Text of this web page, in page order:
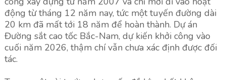
động từ tháng 12 năm nay, tức một tuyến đường dài
20 km đã mất tới 18 năm để hoàn thành. Dự án
Đường sắt cao tốc Bắc-Nam, dự kiến ​​khởi công vào
cuối năm 2026, thậm chí vẫn chưa xác định được đối
tác.